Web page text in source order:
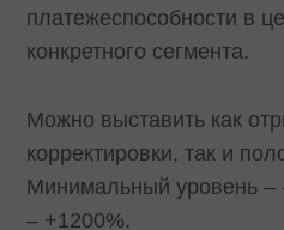
платежеспособности в
конкретного сегмента.
Можно выставить как
корректировки, так и
Минимальный уровень –
– +1200%.